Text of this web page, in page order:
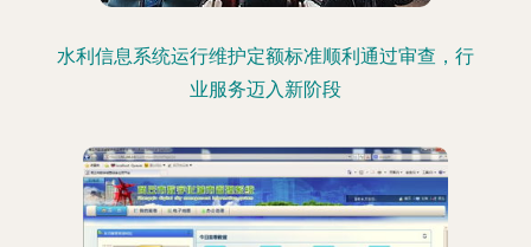
水利信息系统运行维护定额标准顺利通过审查，行
业服务迈入新阶段